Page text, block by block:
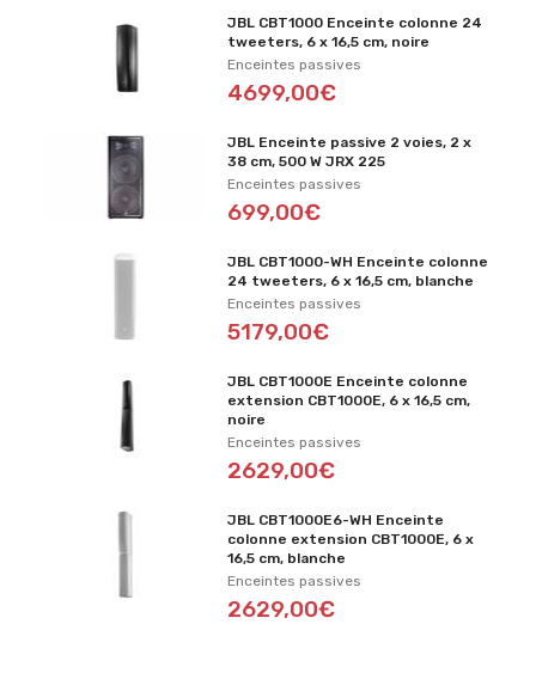
JBL CBT1000 Enceinte colonne 24
tweeters, 6 x 16,5 cm, noire
Enceintes passives
4699,00€
JBL Enceinte passive 2 voies, 2 x
38 cm, 500 W JRX 225
Enceintes passives
699,00€
JBL CBT1000-WH Enceinte colonne
24 tweeters, 6 x 16,5 cm, blanche
Enceintes passives
5179,00€
JBL CBT1000E Enceinte colonne
extension CBT1000E, 6 x 16,5 cm,
noire
Enceintes passives
2629,00€
JBL CBT1000E6-WH Enceinte
colonne extension CBT1000E, 6 x
16,5 cm, blanche
Enceintes passives
2629,00€